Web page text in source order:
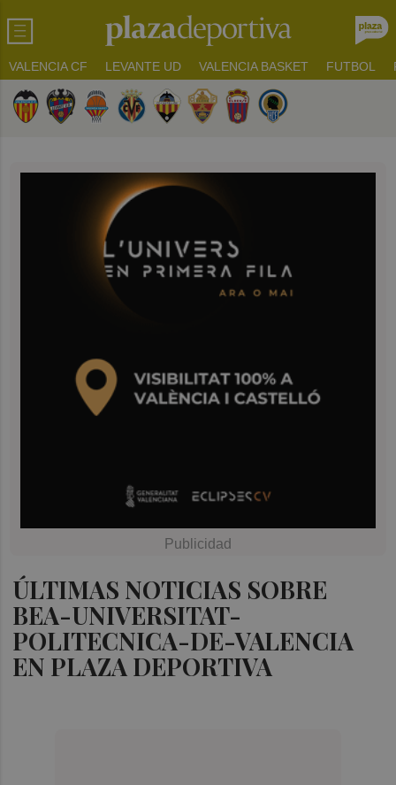
VALENCIA CF LEVANTE UD VALENCIA BASKET FUTBOL
ÚLTIMAS NOTICIAS SOBRE
BEA-UNIVERSITAT-
POLITECNICA-DE-VALENCIA
EN PLAZA DEPORTIVA